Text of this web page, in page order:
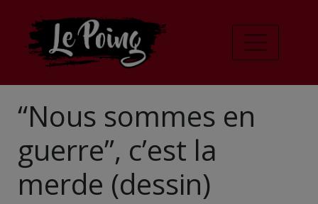
“Nous sommes en
guerre”, c’est la
merde (dessin)